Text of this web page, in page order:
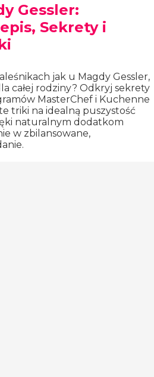
Gessler:
Sekrety i
jak u Magdy Gessler,
całej rodziny? Odkryj sekrety
MasterChef i Kuchenne
triki na idealną puszystość
naturalnym dodatkom
w zbilansowane,